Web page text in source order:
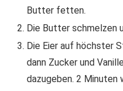
Butter fetten.
Die Butter schmelzen
Die Eier auf höchster
dann Zucker und
dazugeben. 2 Minuten